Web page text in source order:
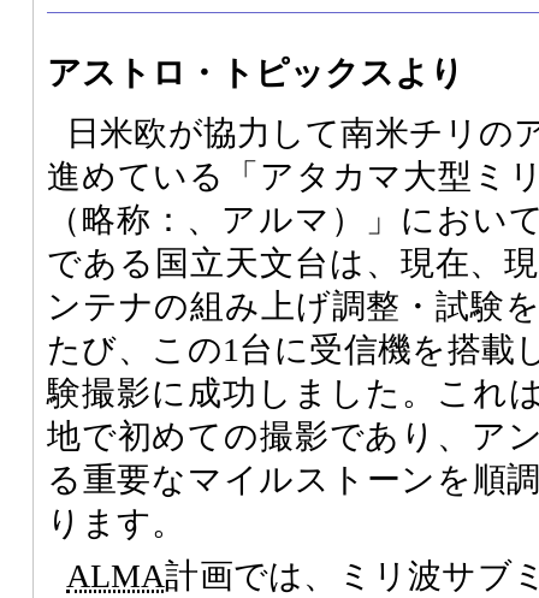
アストロ・トピックスより
日米欧が協力して南米チリの
進めている「アタカマ大型ミ
（略称：、アルマ）」におい
である国立天文台は、現在、
ンテナの組み上げ調整・試験
たび、この1台に受信機を搭載
験撮影に成功しました。これ
地で初めての撮影であり、ア
る重要なマイルストーンを順
ります。
ALMA計画では、ミリ波サブ